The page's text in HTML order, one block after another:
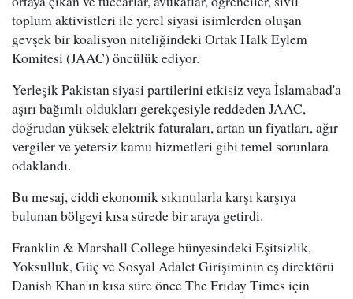
toplum aktivistleri ile yerel siyasi isimlerden oluşan
gevşek bir koalisyon niteliğindeki Ortak Halk Eylem
Komitesi (JAAC) öncülük ediyor.
Yerleşik Pakistan siyasi partilerini etkisiz veya İslamabad'a
aşırı bağımlı oldukları gerekçesiyle reddeden JAAC,
doğrudan yüksek elektrik faturaları, artan un fiyatları, ağır
vergiler ve yetersiz kamu hizmetleri gibi temel sorunlara
odaklandı.
Bu mesaj, ciddi ekonomik sıkıntılarla karşı karşıya
bulunan bölgeyi kısa sürede bir araya getirdi.
Franklin & Marshall College bünyesindeki Eşitsizlik,
Yoksulluk, Güç ve Sosyal Adalet Girişiminin eş direktörü
Danish Khan'ın kısa süre önce The Friday Times için